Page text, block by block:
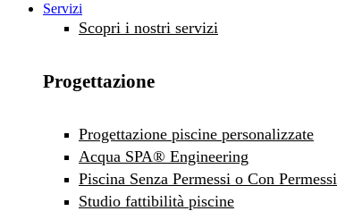
Servizi
Scopri i nostri servizi
Progettazione
Progettazione piscine personalizzate
Acqua SPA® Engineering
Piscina Senza Permessi o Con Permessi
Studio fattibilità piscine